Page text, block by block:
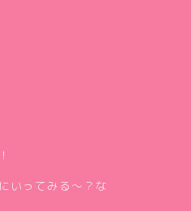
いってみる～？な